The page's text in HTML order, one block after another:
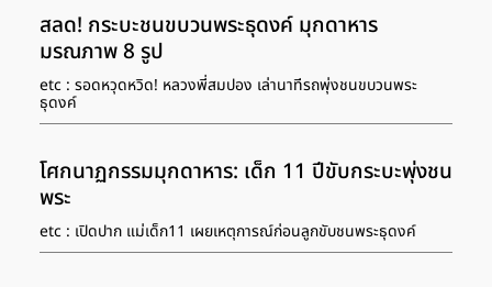
สลด! กระบะชนขบวนพระธุดงค์ มุกดาหาร
มรณภาพ 8 รูป
etc : รอดหวุดหวิด! หลวงพี่สมปอง เล่านาทีรถพุ่งชนขบวนพระ
ธุดงค์
โศกนาฏกรรมมุกดาหาร: เด็ก 11 ปีขับกระบะพุ่งชน
พระ
etc : เปิดปาก แม่เด็ก11 เผยเหตุการณ์ก่อนลูกขับชนพระธุดงค์